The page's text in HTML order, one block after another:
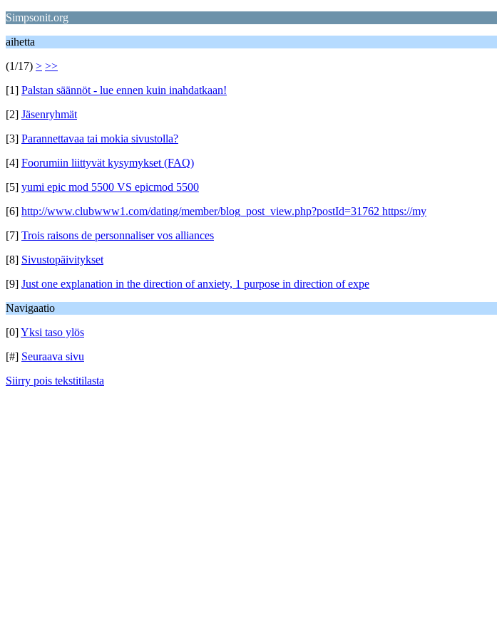
Simpsonit.org
aihetta
(1/17) > >>
[1] Palstan säännöt - lue ennen kuin inahdatkaan!
[2] Jäsenryhmät
[3] Parannettavaa tai mokia sivustolla?
[4] Foorumiin liittyvät kysymykset (FAQ)
[5] yumi epic mod 5500 VS epicmod 5500
[6] http://www.clubwww1.com/dating/member/blog_post_view.php?postId=31762 https://my
[7] Trois raisons de personnaliser vos alliances
[8] Sivustopäivitykset
[9] Just one explanation in the direction of anxiety, 1 purpose in direction of expe
Navigaatio
[0]Yksi taso ylös
[#] Seuraava sivu
Siirry pois tekstitilasta